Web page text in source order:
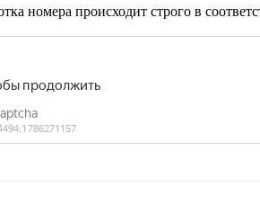
номера происходит строго в